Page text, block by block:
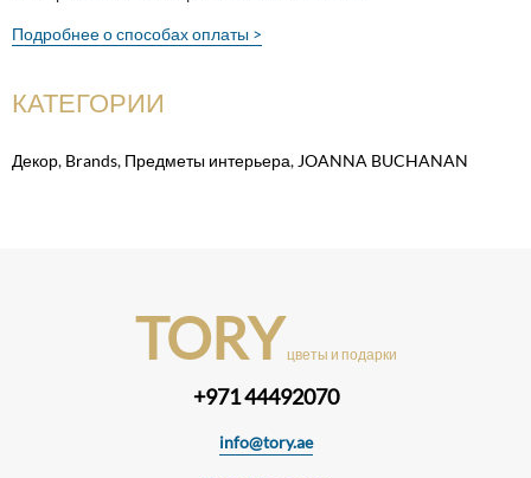
Подробнее о способах оплаты >
КАТЕГОРИИ
Декор, Brands, Предметы интерьера, JOANNA BUCHANAN
TORY цветы и подарки
+971 44492070
info@tory.ae